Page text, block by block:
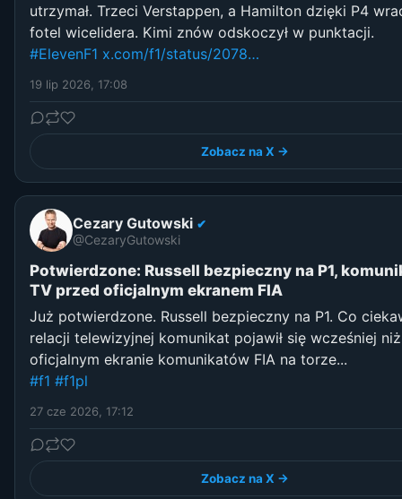
utrzymał. Trzeci Verstappen, a Hamilton dzięki P4
fotel wicelidera. Kimi znów odskoczył w punktacji.
#ElevenF1 x.com/f1/status/2078…
19 lip 2026, 17:08
Zobacz na X →
Cezary Gutowski ✔
@CezaryGutowski
Potwierdzone: Russell bezpieczny na P1,
TV przed oficjalnym ekranem FIA
Już potwierdzone. Russell bezpieczny na P1. Co
relacji telewizyjnej komunikat pojawił się wcześniej
oficjalnym ekranie komunikatów FIA na torze...
#f1 #f1pl
27 cze 2026, 17:12
Zobacz na X →